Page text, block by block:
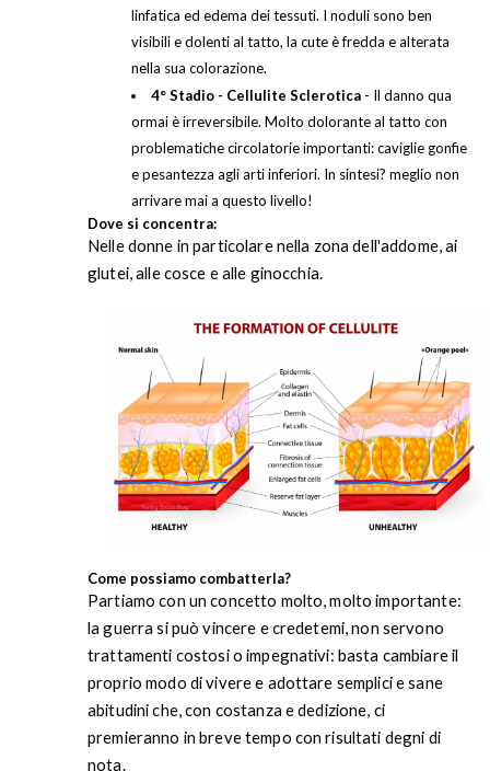
linfatica ed edema dei tessuti. I noduli sono ben
visibili e dolenti al tatto, la cute è fredda e alterata
nella sua colorazione.
4° Stadio - Cellulite Sclerotica - Il danno qua
ormai è irreversibile. Molto dolorante al tatto con
problematiche circolatorie importanti: caviglie gonfie
e pesantezza agli arti inferiori. In sintesi? meglio non
arrivare mai a questo livello!
Dove si concentra:
Nelle donne in particolare nella zona dell'addome, ai
glutei, alle cosce e alle ginocchia.
Come possiamo combatterla?
Partiamo con un concetto molto, molto importante:
la guerra si può vincere e credetemi, non servono
trattamenti costosi o impegnativi: basta cambiare il
proprio modo di vivere e adottare semplici e sane
abitudini che, con costanza e dedizione, ci
premieranno in breve tempo con risultati degni di
nota.